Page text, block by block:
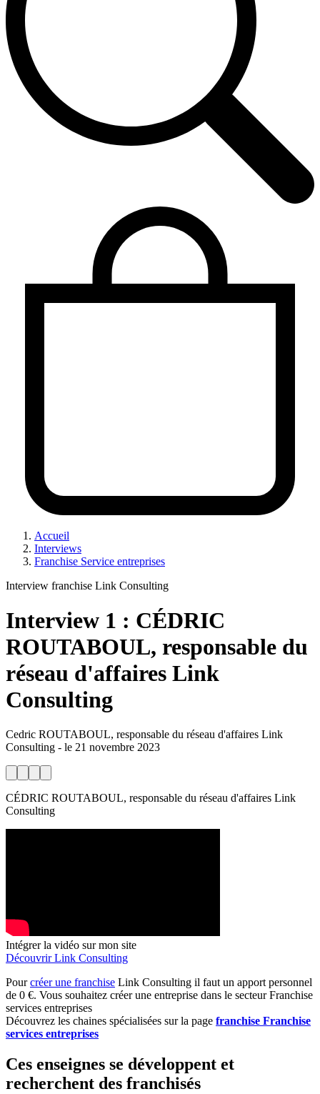
Accueil
Interviews
Franchise Service entreprises
Interview franchise Link Consulting
Interview 1 : CÉDRIC
ROUTABOUL, responsable du
réseau d'affaires Link
Consulting
Cedric ROUTABOUL, responsable du réseau d'affaires Link
Consulting - le 21 novembre 2023
CÉDRIC ROUTABOUL, responsable du réseau d'affaires Link
Consulting
Intégrer la vidéo sur mon site
Découvrir Link Consulting
Pourcréer une franchise Link Consulting il faut un apport personnel
de 0 €. Vous souhaitez créer une entreprise dans le secteur Franchise
services entreprises
Découvrez les chaines spécialisées sur la page franchise Franchise
services entreprises
Ces enseignes se développent et
recherchent des franchisés